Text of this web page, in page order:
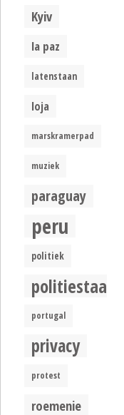
Kyiv
la paz
latenstaan
loja
marskramerpad
muziek
paraguay
peru
politiek
politiestaat
portugal
privacy
protest
roemenie